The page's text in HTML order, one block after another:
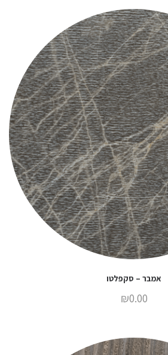
אמבר – סקפלטו
₪0.00